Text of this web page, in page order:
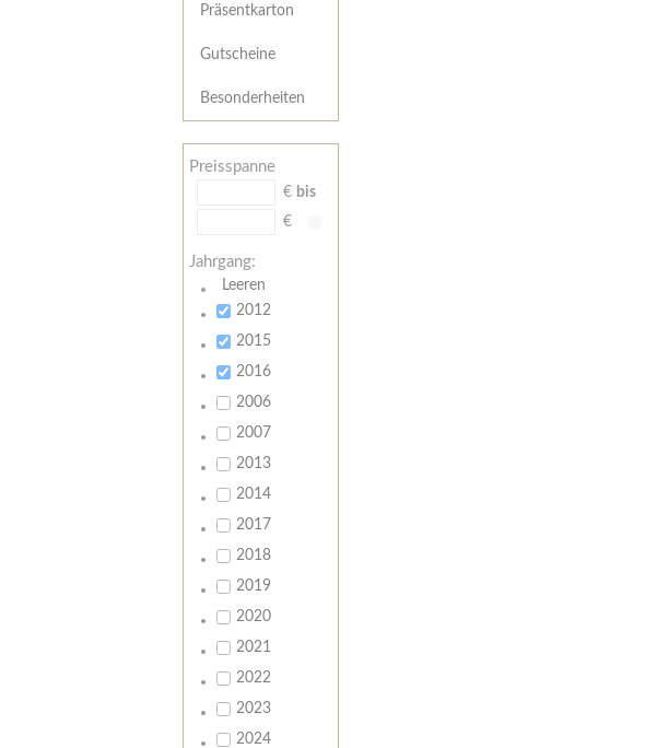
Präsentkarton
Gutscheine
Besonderheiten
Preisspanne
€ bis
€
Jahrgang:
Leeren
2012
2015
2016
2006
2007
2013
2014
2017
2018
2019
2020
2021
2022
2023
2024